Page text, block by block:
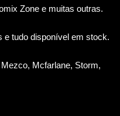
Zone e muitas outras.
e tudo disponível em stock.
Mcfarlane, Storm,